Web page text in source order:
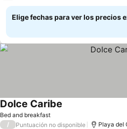
Elige fechas para ver los precios
Bed and breakfast
Dolce Caribe
/ Puntuación no disponible